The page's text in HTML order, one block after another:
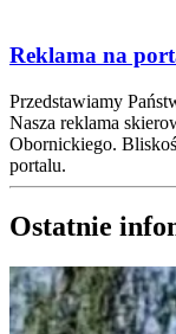
Reklama na
Przedstawiamy
Nasza reklama
Obornickiego.
portalu.
Ostatnie